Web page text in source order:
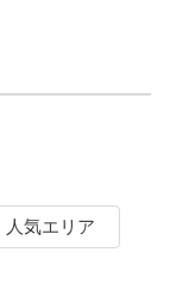
気エリア